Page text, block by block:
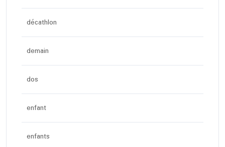
décathlon
demain
dos
enfant
enfants